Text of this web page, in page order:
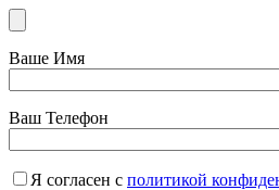
Ваше Имя
Ваш Телефон
Я согласен с политикой